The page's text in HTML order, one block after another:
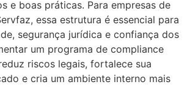
e boas práticas. Para empresas de
essa estrutura é essencial para
segurança jurídica e confiança dos
um programa de compliance
riscos legais, fortalece sua
e cria um ambiente interno mais